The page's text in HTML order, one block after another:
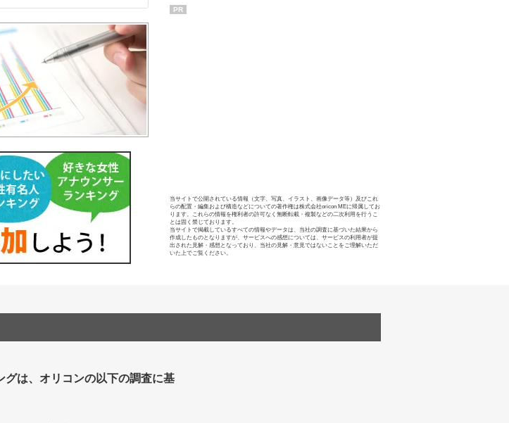
PR
当サイトで公開されている情報（文字、写真、イラスト、画像データ等）及びこれ
らの配置・編集および構造などについての著作権は株式会社oricon MEに帰属してお
ります。これらの情報を権利者の許可なく無断転載・複製などの二次利用を行うこ
とは固く禁じております。
当サイトで掲載しているすべての情報やデータは、当社の調査に基づいた結果から
作成したものとなりますが、サービスへの感想については、サービスの利用者が提
出された見解・感想となっており、当社の見解・意見ではないことをご理解いただ
いた上でご覧ください。
グは、オリコンの以下の調査に基